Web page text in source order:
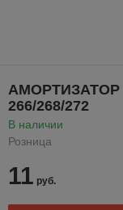
АМОРТИЗАТОР
266/268/272
В наличии
Розница
11 руб.